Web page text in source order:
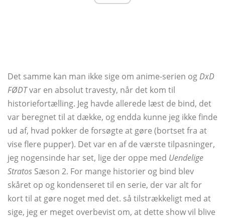
Det samme kan man ikke sige om anime-serien ogDxD
FØDTvar en absolut travesty, når det kom til
historiefortælling. Jeg havde allerede læst de bind, det
var beregnet til at dække, og endda kunne jeg ikke finde
ud af, hvad pokker de forsøgte at gøre (bortset fra at
vise flere pupper). Det var en af ​​de værste tilpasninger,
jeg nogensinde har set, lige der oppe med Uendelige
Stratos Sæson 2. For mange historier og bind blev
skåret op og kondenseret til en serie, der var alt for
kort til at gøre noget med det. så tilstrækkeligt med at
sige, jeg er meget overbevist om, at dette show vil blive